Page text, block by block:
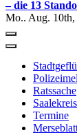
– die 13
Mo.. Aug. 10th,
Ratssache
Saalekreis
Termine